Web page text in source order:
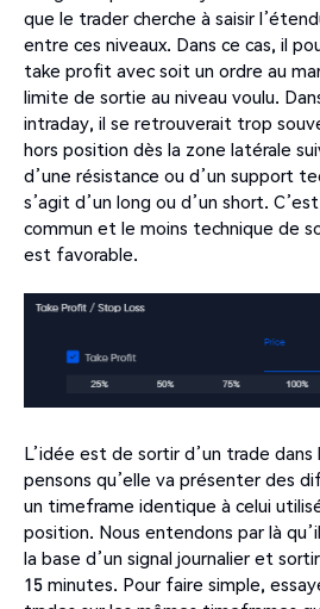
que le trader cherche à saisir
entre ces niveaux. Dans ce cas, il
take profit avec soit un ordre au
limite de sortie au niveau voulu.
intraday, il se retrouverait trop
hors position dès la zone latérale
d’une résistance ou d’un support
s’agit d’un long ou d’un short.
commun et le moins technique de
est favorable.
L’idée est de sortir d’un trade
pensons qu’elle va présenter des
un timeframe identique à celui
position. Nous entendons par là
la base d’un signal journalier et
15 minutes. Pour faire simple,